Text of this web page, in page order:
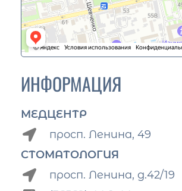
ИНФОРМАЦИЯ
МЕДЦЕНТР
просп. Ленина, 49
СТОМАТОЛОГИЯ
просп. Ленина, д.42/19